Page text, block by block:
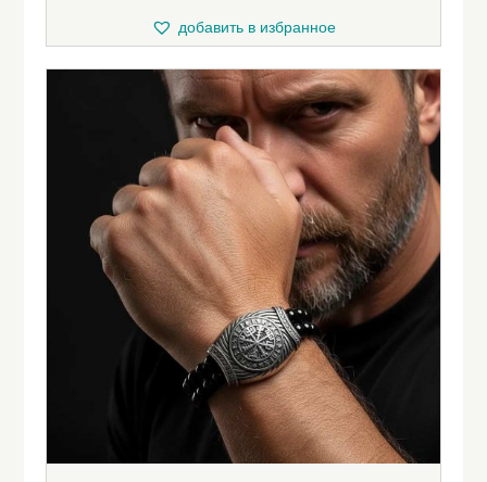
добавить в избранное